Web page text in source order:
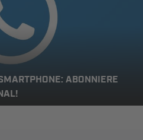
ABONNIERE